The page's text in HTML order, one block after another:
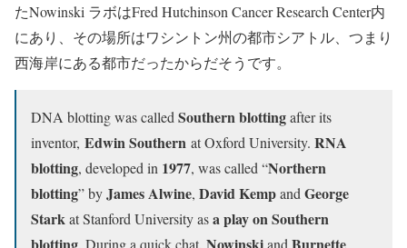
たNowinski ラボはFred Hutchinson Cancer Research Center内
にあり、その場所はワシントン州の都市シアトル、つまり
西海岸にある都市だったからだそうです。
DNA blotting was called Southern blottingafter its
inventor, Edwin Southern at Oxford University. RNA
blotting, developed in 1977, was called “Northern
blotting” byJames Alwine, David Kempand George
Starkat Stanford University asa play on Southern
blotting. During a quick chat, Nowinskiand Burnette